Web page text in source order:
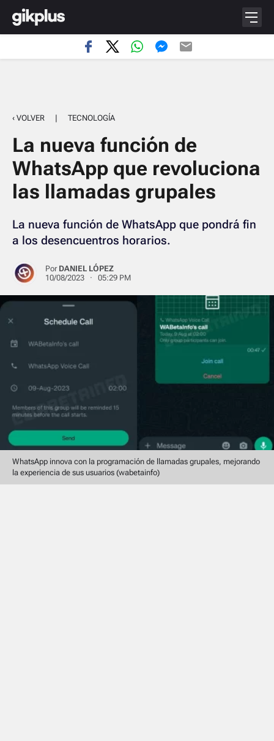
‹ VOLVER | TECNOLOGÍA
La nueva función de
WhatsApp que revoluciona
las llamadas grupales
La nueva función de WhatsApp que pondrá fin
a los desencuentros horarios.
Por DANIEL LÓPEZ
10/08/2023 · 05:29 PM
WhatsApp innova con la programación de llamadas grupales, mejorando
la experiencia de sus usuarios (wabetainfo)